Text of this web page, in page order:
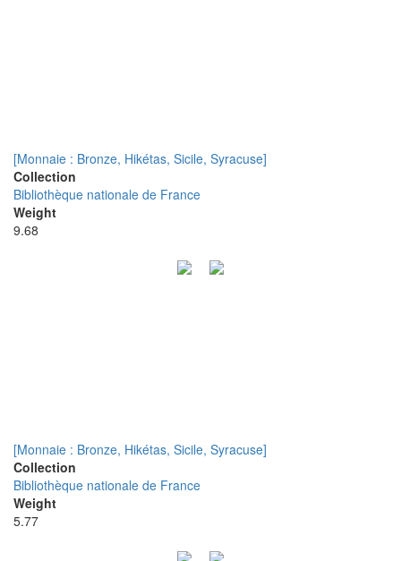
[Monnaie : Bronze, Hikétas, Sicile, Syracuse]
Collection
Bibliothèque nationale de France
Weight
9.68
[Monnaie : Bronze, Hikétas, Sicile, Syracuse]
Collection
Bibliothèque nationale de France
Weight
5.77